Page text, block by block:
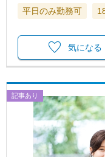
平日のみ勤務可
気になる
記事あり